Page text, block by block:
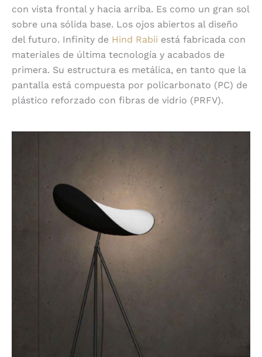
con vista frontal y hacia arriba. Es como un gran sol
sobre una sólida base. Los ojos abiertos al diseño
del futuro. Infinity de Hind Rabii está fabricada con
materiales de última tecnología y acabados de
primera. Su estructura es metálica, en tanto que la
pantalla está compuesta por policarbonato (PC) de
plástico reforzado con fibras de vidrio (PRFV).